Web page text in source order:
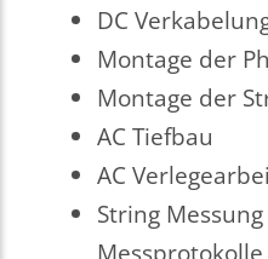
DC
Montage der
Montage der
AC Tiefbau
AC
String